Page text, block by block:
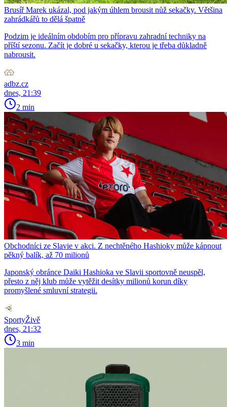
Brusíř Marek ukázal, pod jakým úhlem brousit nůž sekačky. Většina
zahrádkářů to dělá špatně
Podzim je ideálním obdobím pro přípravu zahradní techniky na
příští sezonu. Začít je dobré u sekačky, kterou je třeba důkladně
nabrousit.
adbz.cz
dnes, 21:39
2 min
Obchodníci ze Slavie v akci. Z nechtěného Hashioky může kápnout
pěkný balík, až 70 milionů
Japonský obránce Daiki Hashioka ve Slavii sportovně neuspěl,
přesto z něj klub může vytěžit desítky milionů korun díky
promyšlené smluvní strategii.
SportyŽivě
dnes, 21:32
3 min